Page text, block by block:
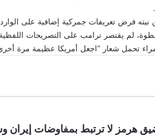
نيته فرض تعريفات جمركية إضافية على
لم يقتصر ترامب على التصريحات
تحمل شعار “اجعل أمريكا عظيمة مرة
هرمز لا ترتبط بمفاوضات إيران